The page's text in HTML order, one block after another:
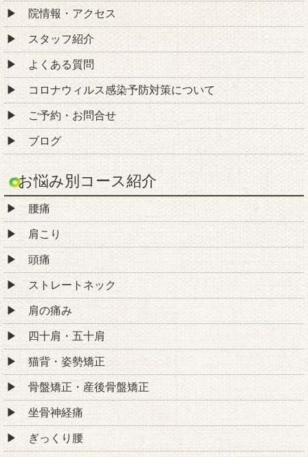
院情報・アクセス
スタッフ紹介
よくある質問
コロナウィルス感染予防対策について
ご予約・お問合せ
ブログ
お悩み別コース紹介
腰痛
肩こり
頭痛
ストレートネック
肩の痛み
四十肩・五十肩
猫背・姿勢矯正
骨盤矯正・産後骨盤矯正
坐骨神経痛
ぎっくり腰